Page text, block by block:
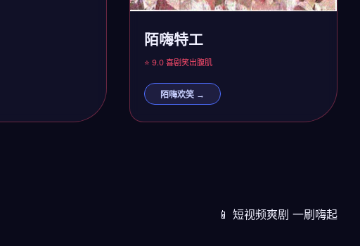
陌嗨特工
⭐ 9.0 喜剧笑出腹肌
陌嗨欢笑 →
📱 短视频爽剧 一刷嗨起